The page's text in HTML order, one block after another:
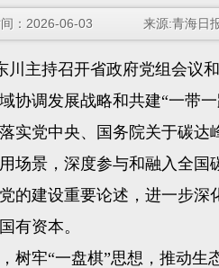
间：2026-06-03 来源:青海日
持召开省政府党组会议
调发展战略和共建“一带
党中央、国务院关于碳达
景，深度参与和融入全国
建设重要论述，进一步深
有资本。
牢“一盘棋”思想，推动生